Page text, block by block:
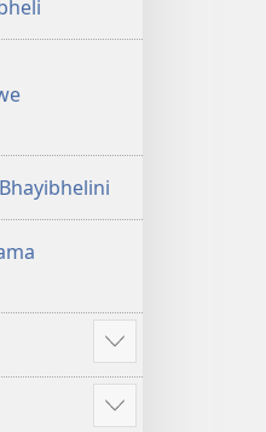
Bonisa
okwengeziwe
Bonisa